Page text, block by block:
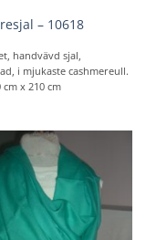
– 10618
handvävd sjal,
i mjukaste cashmereull.
x 210 cm